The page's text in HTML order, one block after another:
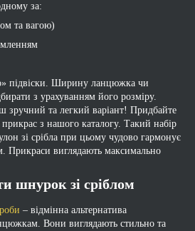
за:
та вагою)
підвіски. Ширину ланцюжка чи
з урахуванням його розміру.
зручний та легкий варіант! Придбайте
з нашого каталогу. Такий набір
зі срібла при цьому чудово гармонує
Прикраси виглядають максимально
шнурок зі сріблом
– відмінна альтернатива
Вони виглядають стильно та